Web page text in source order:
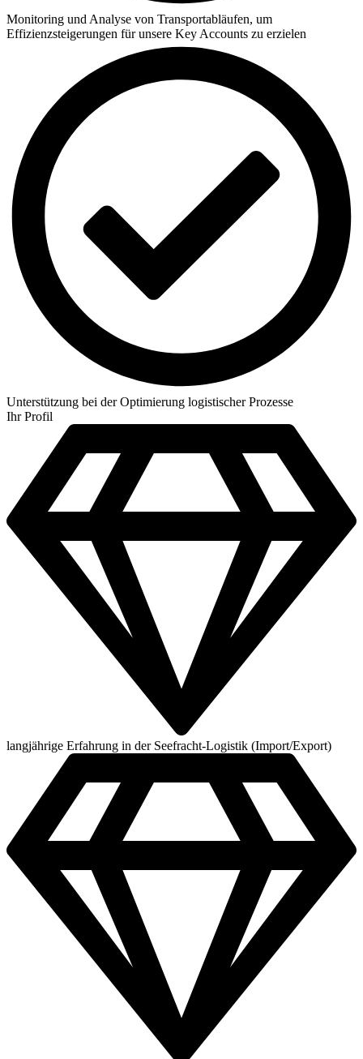
Monitoring und Analyse von Transportabläufen, um
Effizienzsteigerungen für unsere Key Accounts zu erzielen
Unterstützung bei der Optimierung logistischer Prozesse
Ihr Profil
langjährige Erfahrung in der Seefracht-Logistik (Import/Export)